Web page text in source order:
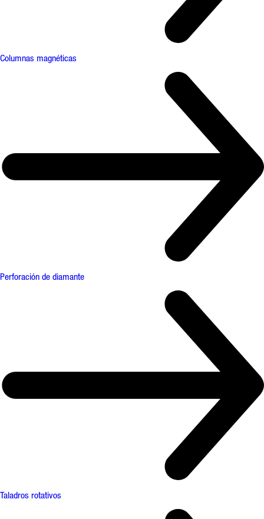
Columnas magnéticas
Perforación de diamante
Taladros rotativos